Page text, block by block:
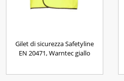
Gilet di sicurezza Safetyline
EN 20471, Warntec giallo